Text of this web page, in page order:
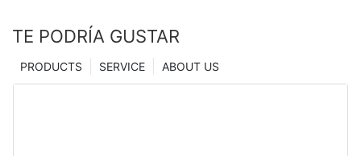
TE PODRÍA GUSTAR
ABOUT US
SERVICE
PRODUCTS